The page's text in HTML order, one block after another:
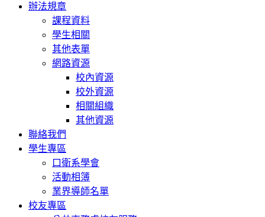
辦法規章
課程資料
學生相關
其他表單
網路資源
校內資源
校外資源
相關組織
其他資源
聯絡我們
學生專區
口衛系學會
活動相簿
業界導師名單
校友專區